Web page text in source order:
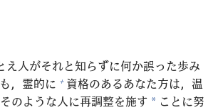
え人がそれと知らずに何か誤った歩み
， 霊的に + 資格のあるあなた方は， 温
そのような人に再調整を施す * ことに努